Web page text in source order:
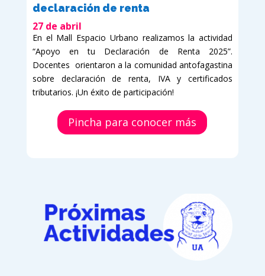
declaración de renta
27 de abril
En el Mall Espacio Urbano realizamos la actividad
“Apoyo en tu Declaración de Renta 2025”.
Docentes orientaron a la comunidad antofagastina
sobre declaración de renta, IVA y certificados
tributarios. ¡Un éxito de participación!
Pincha para conocer más